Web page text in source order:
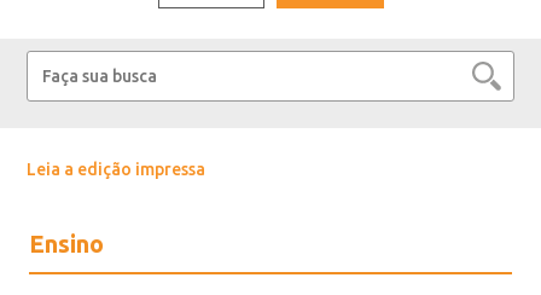
Leia a edição impressa
Ensino